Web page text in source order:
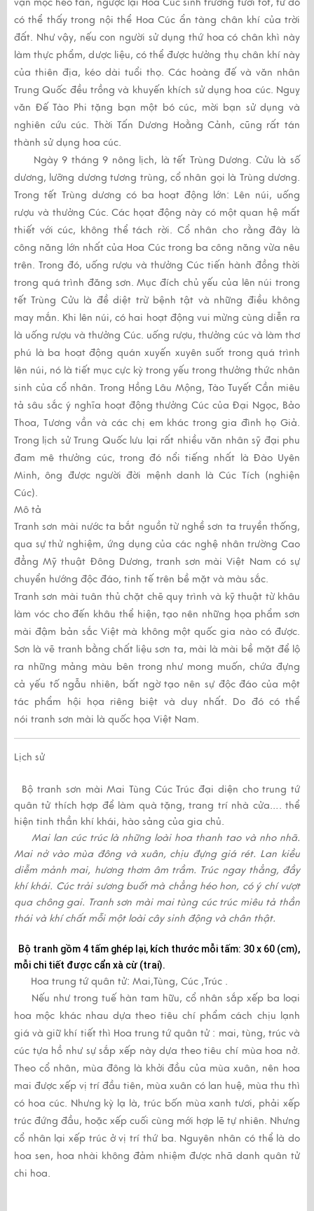
vạn mộc héo tàn, ngược lại Hoa Cúc sinh trưởng tươi tốt, từ đó
có thể thấy trong nội thể Hoa Cúc ẩn tàng chân khí của trời
đất. Như vậy, nếu con người sử dụng thứ hoa có chân khì này
làm thực phẩm, dược liệu, có thể được hưởng thụ chân khí này
của thiên địa, kéo dài tuổi thọ. Các hoàng đế và văn nhân
Trung Quốc đều trồng và khuyến khích sử dụng hoa cúc. Nguỵ
văn Đế Tào Phi tặng bạn một bó cúc, mời bạn sử dụng và
nghiên cứu cúc. Thời Tấn Dương Hoằng Cảnh, cũng rất tán
thành sử dụng hoa cúc.
Ngày 9 tháng 9 nông lịch, là tết Trùng Dương. Cửu là số
dương, lưỡng dương tương trùng, cổ nhân gọi là Trùng dương.
Trong tết Trùng dương có ba hoạt động lớn: Lên núi, uống
rượu và thưởng Cúc. Các họat động này có một quan hệ mất
thiết với cúc, không thể tách rời. Cổ nhân cho rằng đây là
công năng lớn nhất của Hoa Cúc trong ba công năng vừa nêu
trên. Trong đó, uống rượu và thưởng Cúc tiến hành đồng thời
trong quá trình đăng sơn. Mục đích chủ yếu của lên núi trong
tết Trùng Cửu là đề diệt trừ bệnh tật và những điều không
may mắn. Khi lên núi, có hai hoạt động vui mừng cùng diễn ra
là uống rượu và thưởng Cúc. uống rượu, thưởng cúc và làm thơ
phú là ba hoạt động quán xuyến xuyên suốt trong quá trình
lên núi, nó là tiết mục cực kỳ trong yếu trong thưởng thức nhân
sinh của cổ nhân. Trong Hồng Lâu Mộng, Tào Tuyết Cần miêu
tả sâu sắc ý nghĩa hoạt động thưởng Cúc của Đại Ngọc, Bảo
Thoa, Tương vần và các chị em khác trong gia đình họ Giả.
Trong lịch sử Trung Quốc lưu lại rất nhiều văn nhân sỹ đại phu
đam mê thưởng cúc, trong đó nổi tiếng nhất là Đào Uyên
Minh, ông được người đời mệnh danh là Cúc Tích (nghiện
Cúc).
Mô tả
Tranh sơn mài nước ta bắt nguồn từ nghề sơn ta truyền thống,
qua sự thử nghiệm, ứng dụng của các nghệ nhân trường Cao
đẳng Mỹ thuật Đông Dương, tranh sơn mài Việt Nam có sự
chuyển hướng độc đáo, tinh tế trên bề mặt và màu sắc.
Tranh sơn mài tuân thủ chặt chẽ quy trình và kỹ thuật từ khâu
làm vóc cho đến khâu thể hiện, tạo nên những họa phẩm sơn
mài đậm bản sắc Việt mà không một quốc gia nào có được.
Sơn là vẽ tranh bằng chất liệu sơn ta, mài là mài bề mặt để lộ
ra những mảng màu bên trong như mong muốn, chứa đựng
cả yếu tố ngẫu nhiên, bất ngờ tạo nên sự độc đáo của một
tác phẩm hội họa riêng biệt và duy nhất. Do đó có thể
nói tranh sơn mài là quốc họa Việt Nam.
Lịch sử
Bộ tranh sơn mài Mai Tùng Cúc Trúcđại diện cho trung tứ
quân tử thích hợp để làm quà tặng, trang trí nhà cửa…. thể
hiện tinh thần khí khái, hào sảng của gia chủ.
Mai lan cúc trúc là những loài hoa thanh tao và nho nhã.
Mai nở vào mùa đông và xuân, chịu đựng giá rét. Lan kiều
diễm mảnh mai, hương thơm âm trầm. Trúc ngay thẳng, đầy
khí khái. Cúc trải sương buốt mà chẳng héo hon, có ý chí vượt
qua chông gai. Tranh sơn mài mai tùng cúc trúcmiêu tả thần
thái và khí chất mỗi một loài cây sinh động và chân thật.
Bộ tranh gồm 4 tấm ghép lại, kích thước mỗi tấm: 30 x 60 (cm),
mỗi chi tiết được cẩn xà cừ (trai).
Hoa trung tứ quân tử: Mai,Tùng, Cúc ,Trúc .
Nếu như trong tuế hàn tam hữu, cổ nhân sắp xếp ba loại
hoa mộc khác nhau dựa theo tiêu chí phẩm cách chịu lạnh
giá và giữ khí tiết thì Hoa trung tứ quân tử : mai, tùng, trúc và
cúc tựa hồ như sự sắp xếp này dựa theo tiêu chí mùa hoa nở.
Theo cổ nhân, mùa đông là khởi đầu của mùa xuân, nên hoa
mai được xếp vị trí đầu tiên, mùa xuân có lan huệ, mùa thu thì
có hoa cúc. Nhưng kỳ lạ là, trúc bốn mùa xanh tươi, phải xếp
trúc đứng đầu, hoặc xếp cuối cùng mới hợp lẽ tự nhiên. Nhưng
cổ nhân lại xếp trúc ở vị trí thứ ba. Nguyên nhân có thể là do
hoa sen, hoa nhài không đảm nhiệm được nhã danh quân tử
chi hoa.